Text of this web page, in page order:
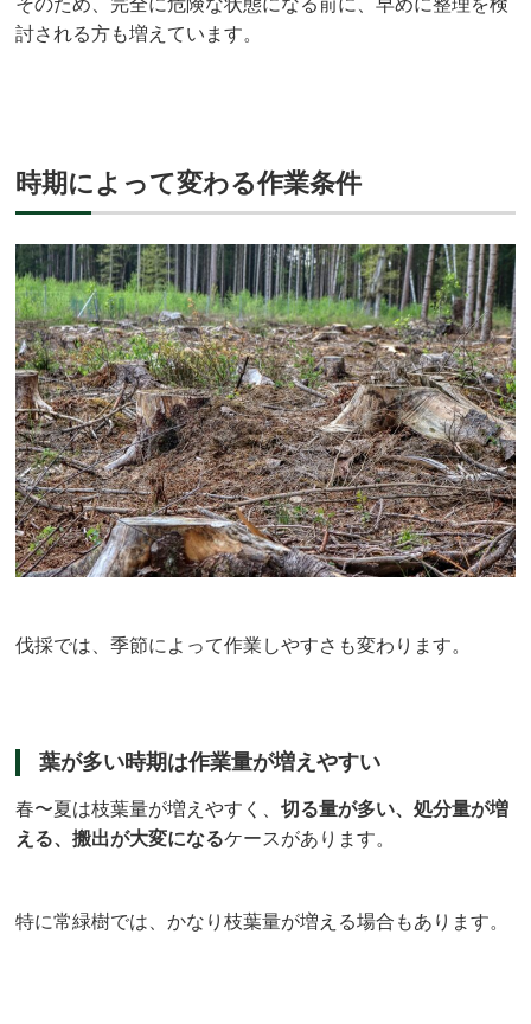
そのため、完全に危険な状態になる前に、早めに整理を検
討される方も増えています。
時期によって変わる作業条件
伐採では、季節によって作業しやすさも変わります。
葉が多い時期は作業量が増えやすい
春〜夏は枝葉量が増えやすく、切る量が多い、処分量が増
える、搬出が大変になるケースがあります。
特に常緑樹では、かなり枝葉量が増える場合もあります。